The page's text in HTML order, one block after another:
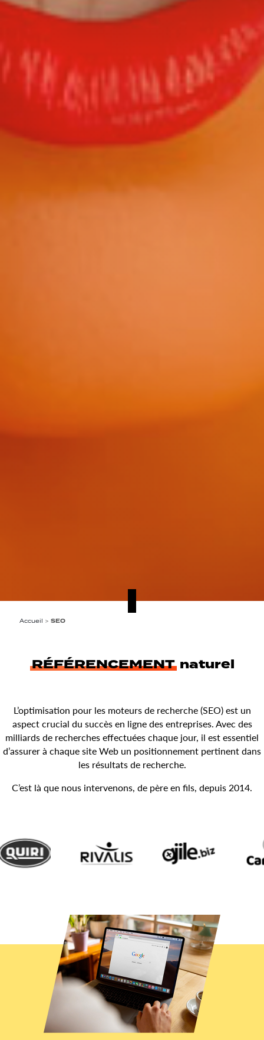
Accueil > SEO
RÉFÉRENCEMENTnaturel
L’optimisation pour les moteurs de recherche (SEO) est un
aspect crucial du succès en ligne des entreprises. Avec des
milliards de recherches effectuées chaque jour, il est essentiel
d’assurer à chaque site Web un positionnement pertinent dans
les résultats de recherche.
C’est là que nous intervenons, de père en fils, depuis 2014.